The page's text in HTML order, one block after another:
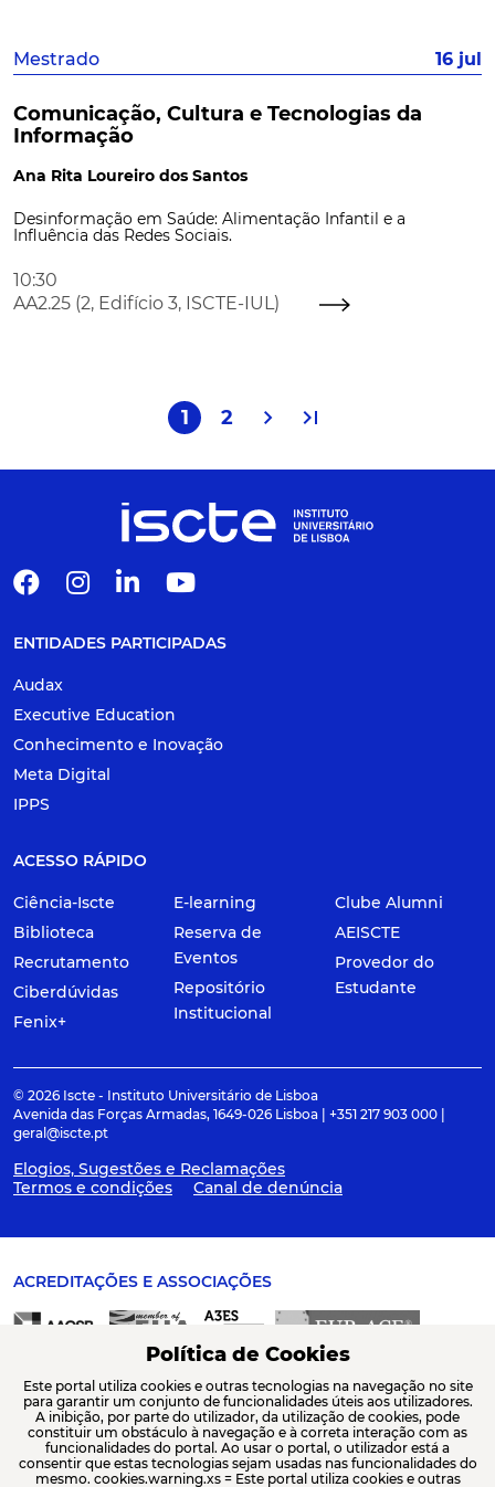
Mestrado 16 jul
Comunicação, Cultura e Tecnologias da
Informação
Ana Rita Loureiro dos Santos
Desinformação em Saúde: Alimentação Infantil e a
Influência das Redes Sociais.
10:30
AA2.25 (2, Edifício 3, ISCTE-IUL)
1 2 chevron_rightSeguinte
last_pageÚltima
ENTIDADES PARTICIPADAS
Audax
Executive Education
Conhecimento e Inovação
Meta Digital
IPPS
ACESSO RÁPIDO
Ciência-Iscte
Biblioteca
Recrutamento
Ciberdúvidas
Fenix+
E-learning
Reserva de
Eventos
Repositório
Institucional
Clube Alumni
AEISCTE
Provedor do
Estudante
© 2026 Iscte - Instituto Universitário de Lisboa
Avenida das Forças Armadas, 1649-026 Lisboa | +351 217 903 000 |
geral@iscte.pt
Elogios, Sugestões e Reclamações
Termos e condições
Canal de denúncia
ACREDITAÇÕES E ASSOCIAÇÕES
FINANCIAMENTO
Política de Cookies
Este portal utiliza cookies e outras tecnologias na navegação no site
para garantir um conjunto de funcionalidades úteis aos utilizadores.
A inibição, por parte do utilizador, da utilização de cookies, pode
constituir um obstáculo à navegação e à correta interação com as
funcionalidades do portal. Ao usar o portal, o utilizador está a
consentir que estas tecnologias sejam usadas nas funcionalidades do
mesmo. cookies.warning.xs = Este portal utiliza cookies e outras